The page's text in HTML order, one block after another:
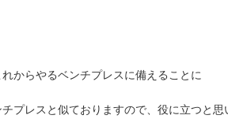
からやるベンチプレスに備えることに
プレスと似ておりますので、役に立つと思